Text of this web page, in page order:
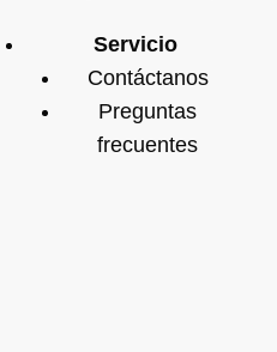
Servicio
Contáctanos
Preguntas
frecuentes